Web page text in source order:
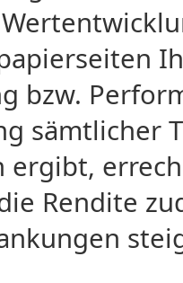
bzw.
sämtlicher
Rendite